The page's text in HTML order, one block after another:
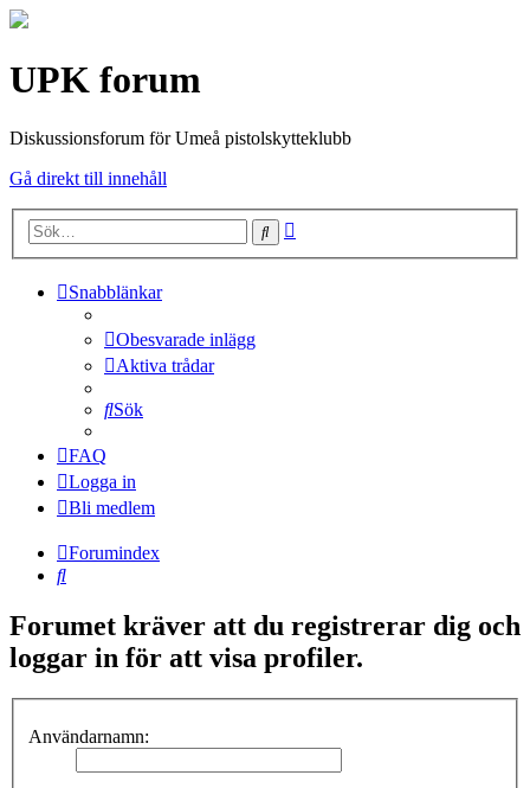
UPK forum
Diskussionsforum för Umeå pistolskytteklubb
Gå direkt till innehåll
Sök
Snabblänkar
Obesvarade inlägg
Aktiva trådar
Sök
FAQ
Logga in
Bli medlem
Forumindex
Sök
Forumet kräver att du registrerar dig och
loggar in för att visa profiler.
Användarnamn: